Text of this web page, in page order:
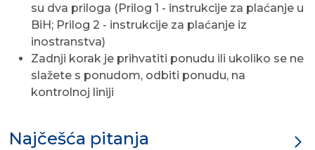
su dva priloga (Prilog 1 - instrukcije za plaćanje u
BiH; Prilog 2 - instrukcije za plaćanje iz
inostranstva)
Zadnji korak je prihvatiti ponudu ili ukoliko se ne
slažete s ponudom, odbiti ponudu, na
kontrolnoj liniji
Najčešća pitanja